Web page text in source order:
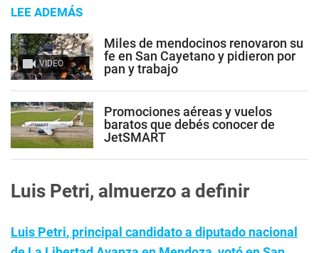
LEE ADEMÁS
VIDEO
Miles de mendocinos renovaron su
fe en San Cayetano y pidieron por
pan y trabajo
Promociones aéreas y vuelos
baratos que debés conocer de
JetSMART
Luis Petri, almuerzo a definir
Luis Petri, principal candidato a diputado nacional